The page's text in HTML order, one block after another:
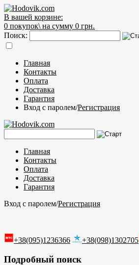
В вашей корзине:
0 покупок\ на сумму 0 грн.
Поиск:
Главная
Контакты
Оплата
Доставка
Гарантия
Вход с паролем/Регистрация
Главная
Контакты
Оплата
Доставка
Гарантия
Вход с паролем/Регистрация
+38(095)1236366 +38(098)1302705
Подробный поиск